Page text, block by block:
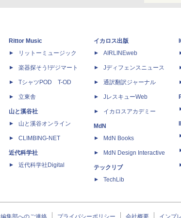
Rittor Music
リットーミュージック
楽器探そう!デジマート
TシャツPOD T-OD
立東舎
山と溪谷社
山と溪谷オンライン
CLIMBING-NET
近代科学社
近代科学社Digital
イカロス出版
AIRLINEweb
Jディフェンスニュース
通訳翻訳ジャーナル
JレスキューWeb
イカロスアカデミー
MdN
MdN Books
MdN Design Interactive
テックリブ
TechLib
編集部へのご連絡 プライバシーポリシー 会社概要 インプ